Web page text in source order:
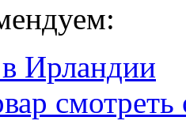
Ирландии
смотреть